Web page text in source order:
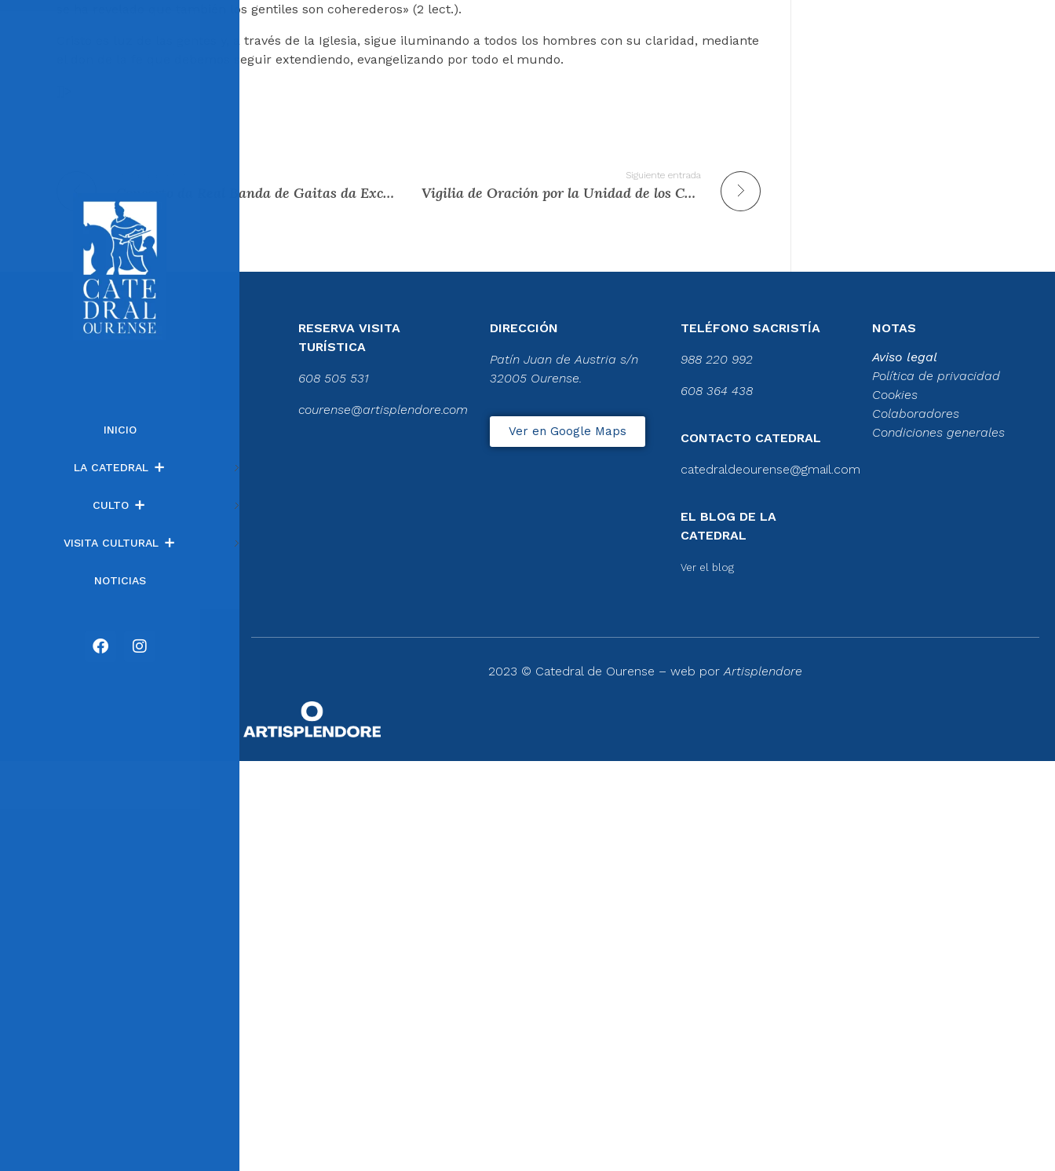
INICIO
LA CATEDRAL
CULTO
VISITA CULTURAL
NOTICIAS
se ha revelado que también los gentiles son coherederos» (2 lect.).
Cristo es luz de las gentes y, a través de la Iglesia, sigue iluminando a todos los hombres con su claridad, mediante
el don de la fe que debemos seguir extendiendo, evangelizando por todo el mundo.
Concerto da Real Banda de Gaitas da Excma. Deputación de Ourense
Siguiente entrada
Vigilia de Oración por la Unidad de los Cristianos
RESERVA VISITA
TURÍSTICA
608 505 531
courense@artisplendore.com
DIRECCIÓN
Patín Juan de Austria s/n
32005 Ourense.
Ver en Google Maps
TELÉFONO SACRISTÍA
988 220 992
608 364 438
CONTACTO CATEDRAL
catedraldeourense@gmail.com
EL BLOG DE LA
CATEDRAL
Ver el blog
NOTAS
Aviso legal
Política de privacidad
Cookies
Colaboradores
Condiciones generales
2023 © Catedral de Ourense – web por Artisplendore